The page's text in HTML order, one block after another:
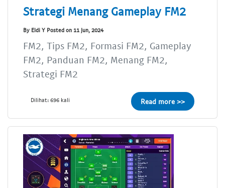
Strategi Menang Gameplay FM2
By Eldi Y Posted on 11 Jun, 2024
FM2, Tips FM2, Formasi FM2, Gameplay
FM2, Panduan FM2, Menang FM2,
Strategi FM2
Dilihat: 696 kali Read more >>